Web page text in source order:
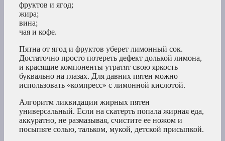
фруктов и ягод;
жира;
вина;
чая и кофе.
Пятна от ягод и фруктов уберет лимонный сок.
Достаточно просто потереть дефект долькой лимона,
и красящие компоненты утратят свою яркость
буквально на глазах. Для давних пятен можно
использовать «компресс» с лимонной кислотой.
Алгоритм ликвидации жирных пятен
универсальный. Если на скатерть попала жирная еда,
аккуратно, не размазывая, счистите ее ножом и
посыпьте солью, тальком, мукой, детской присыпкой.